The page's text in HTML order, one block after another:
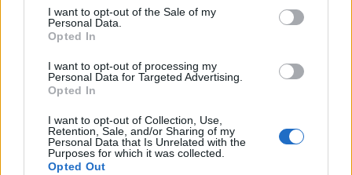
consent section.
I want to opt-out of the Sale of my
Personal Data.
Opted In
I want to opt-out of processing my
Personal Data for Targeted Advertising.
Opted In
I want to opt-out of Collection, Use,
Retention, Sale, and/or Sharing of my
Personal Data that Is Unrelated with the
Purposes for which it was collected.
Opted Out
Giovannimaria Cabras